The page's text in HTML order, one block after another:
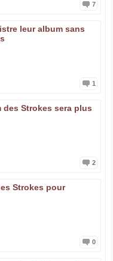
7
leur album sans
1
des Strokes sera plus
2
Strokes pour
0